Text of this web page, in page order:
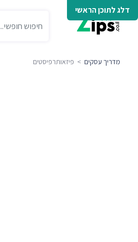
דלג לתוכן הראשי
מדריך עסקים > פיזאותרפיסטים